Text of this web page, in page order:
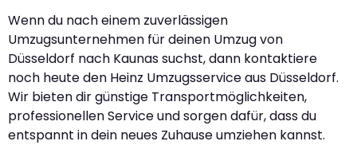
Wenn du nach einem zuverlässigen
Umzugsunternehmen für deinen Umzug von
Düsseldorf nach Kaunas suchst, dann kontaktiere
noch heute den Heinz Umzugsservice aus Düsseldorf.
Wir bieten dir günstige Transportmöglichkeiten,
professionellen Service und sorgen dafür, dass du
entspannt in dein neues Zuhause umziehen kannst.